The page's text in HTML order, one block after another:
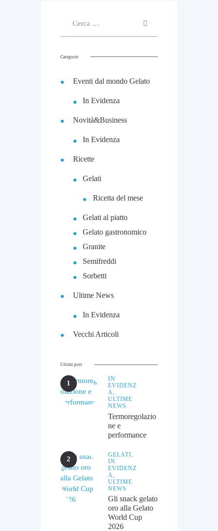
9
e
0
Categorie
Eventi dal mondo Gelato
In Evidenza
Novità&Business
In Evidenza
Ricette
Gelati
Ricetta del mese
Gelati al piatto
Gelato gastronomico
Granite
Semifreddi
Sorbetti
Ultime News
In Evidenza
Vecchi Articoli
Ultimi post
IN
EVIDENZ
A,
ULTIME
NEWS
Termoregolazio
ne e
performance
GELATI,
IN
EVIDENZ
A,
ULTIME
NEWS
Gli snack gelato
oro alla Gelato
World Cup
2026